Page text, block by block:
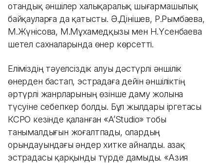
отандық әншілер халықаралық шығармашылық
байқауларға да қатысты. Ә.Дінішев, Р.Рымбаева,
М.Жүнісова, М.Мұхамедқызы мен Н.Үсенбаева
шетел сахналарында өнер көрсетті.
Еліміздің тәуелсіздік алуы дәстүрлі әншілік
өнерден бастап, эстрадаға дейін әншіліктің
әртүрлі жанрларының өзінше даму жолына
түсуіне себепкер болды. Бұл жылдары іргетасы
КСРО кезінде қаланған «A’Studio» тобы
танымалдығын жоғалтпады, олардың
орындауындағы әндер хитке айналды. Қазақ
эстрадасы қарқынды түрде дамыды. «Азия